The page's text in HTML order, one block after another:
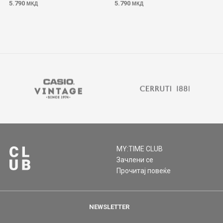
5.790 МКД 5.790 МКД
MY:TIME CLUB
Зачлени се
Прочитај повеќе
NEWSLETTER